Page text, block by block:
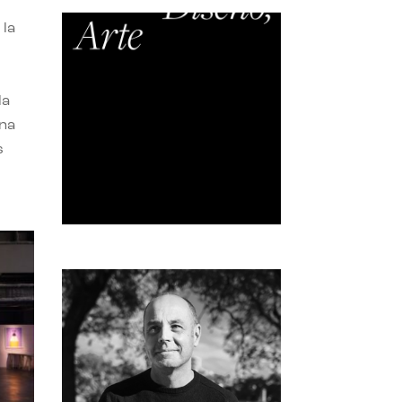
la